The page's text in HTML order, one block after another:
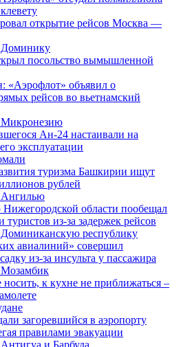
открытие рейсов Москва —
посольство вымышленной
объявил о
рейсов во вьетнамский
Ан-24 настаивали на
эксплуатации
туризма Башкирии ищут
рублей
Нижегородской области пообещал
туристов из-за задержек рейсов
республику
авиалиний» совершил
из-за инсульта у пассажира
к кухне не приближаться –
загоревшийся в аэропорту
правилами эвакуации
и Барбуда